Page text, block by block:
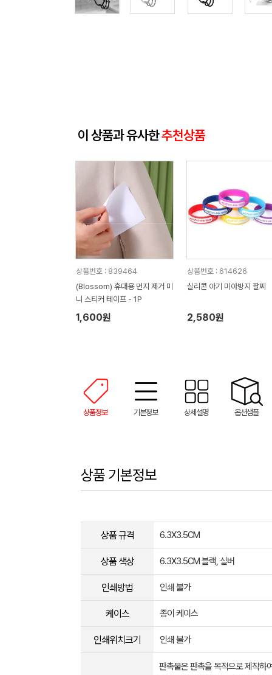
이 상품과 유사한추천상품
상품번호 : 839464
(Blossom) 휴대용 먼지 제거 미
니 스티커 테이프 - 1P
1,600원
상품번호 : 614626
실리콘 아기 미아방지 팔찌
2,580원
상품정보 기본정보 상세설명 옵션샘플
상품 기본정보
상품 규격 6.3X3.5CM
상품 색상 6.3X3.5CM 블랙, 실버
인쇄방법 인쇄 불가
케이스 종이 케이스
인쇄위치크기 인쇄 불가
판촉물은 판촉을 목적으로 제작하